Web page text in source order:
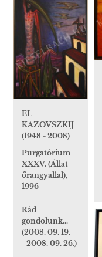
EL
KAZOVSZKIJ
(1948 - 2008)
Purgatórium
XXXV. (Állat
őrangyallal),
1996
Rád
gondolunk...
(2008. 09. 19.
- 2008. 09. 26.)